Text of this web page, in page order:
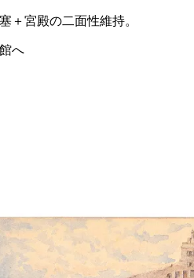
＋宮殿の二面性維持。
へ